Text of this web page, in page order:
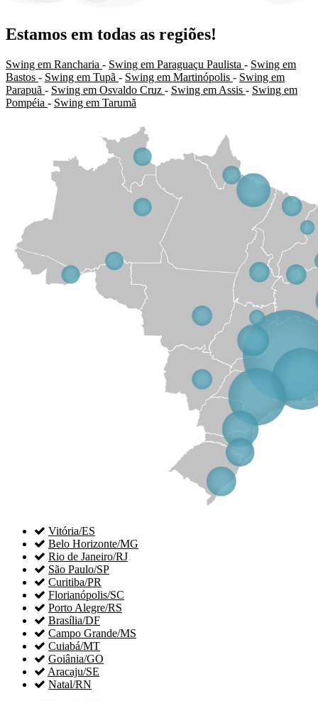
Estamos em todas as regiões!
Swing em Rancharia - Swing em Paraguaçu Paulista - Swing em
Bastos - Swing em Tupã - Swing em Martinópolis - Swing em
Parapuã - Swing em Osvaldo Cruz - Swing em Assis - Swing em
Pompéia - Swing em Tarumã
 Vitória/ES
 Belo Horizonte/MG
 Rio de Janeiro/RJ
 São Paulo/SP
 Curitiba/PR
 Florianópolis/SC
 Porto Alegre/RS
 Brasília/DF
 Campo Grande/MS
 Cuiabá/MT
 Goiânia/GO
 Aracaju/SE
 Natal/RN